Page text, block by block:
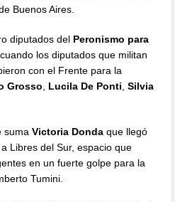
Buenos Aires.
diputados del Peronismo para
los diputados que militan
con el Frente para la
Grosso Lucila De Ponti ,Silvia
sumaVictoria Donda que llegó
Libres del Sur, espacio que
en un fuerte golpe para la
Tumini.